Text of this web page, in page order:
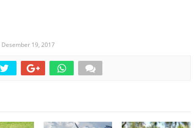
Desember 19, 2017